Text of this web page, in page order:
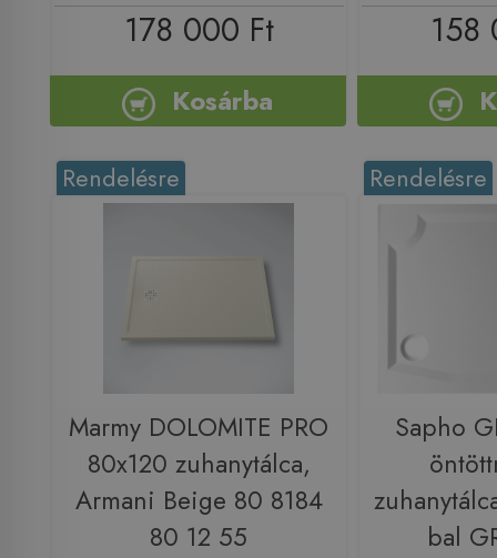
178 000 Ft
Kosárba
158
Rendelésre
Marmy DOLOMITE PRO
80x120 zuhanytálca,
Armani Beige 80 8184
80 12 55
Rendelésre
Sapho
bal